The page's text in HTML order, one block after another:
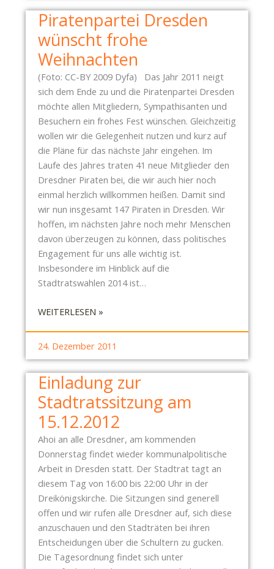
B
S
T
I
M
M
U
N
G
Z
U
R
U
N
T
E
R
S
T
Ü
Z
U
N
G
V
O
N
„
Ü
D
I
S
D
Piratenpartei Dresden
wünscht frohe
Weihnachten
(Foto: CC-BY 2009 Dyfa) Das Jahr 2011 neigt
sich dem Ende zu und die Piratenpartei Dresden
möchte allen Mitgliedern, Sympathisanten und
Besuchern ein frohes Fest wünschen. Gleichzeitig
wollen wir die Gelegenheit nutzen und kurz auf
die Pläne für das nächste Jahr eingehen. Im
Laufe des Jahres traten 41 neue Mitglieder den
Dresdner Piraten bei, die wir auch hier noch
einmal herzlich willkommen heißen. Damit sind
wir nun insgesamt 147 Piraten in Dresden. Wir
hoffen, im nächsten Jahre noch mehr Menschen
davon überzeugen zu können, dass politisches
Engagement für uns alle wichtig ist.
Insbesondere im Hinblick auf die
Stadtratswahlen 2014 ist…
WEITERLESEN »:
I
A
T
E
N
P
A
R
T
E
I
D
R
E
S
24. Dezember 2011
Einladung zur
Stadtratssitzung am
15.12.2012
Ahoi an alle Dresdner, am kommenden
Donnerstag findet wieder kommunalpolitische
Arbeit in Dresden statt. Der Stadtrat tagt an
diesem Tag von 16:00 bis 22:00 Uhr in der
Dreikönigskirche. Die Sitzungen sind generell
offen und wir rufen alle Dresdner auf, sich diese
anzuschauen und den Stadträten bei ihren
Entscheidungen über die Schultern zu gucken.
Die Tagesordnung findet sich unter